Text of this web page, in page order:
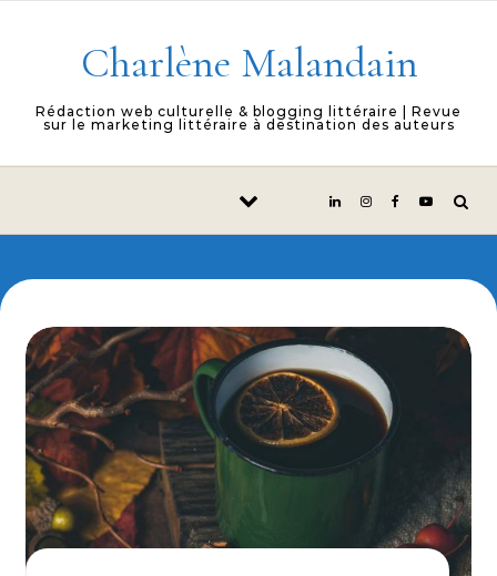
Charlène Malandain
Rédaction web culturelle & blogging littéraire | Revue
sur le marketing littéraire à destination des auteurs